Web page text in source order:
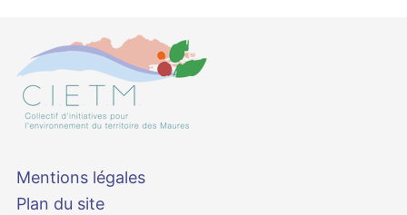
Mentions légales
Plan du site